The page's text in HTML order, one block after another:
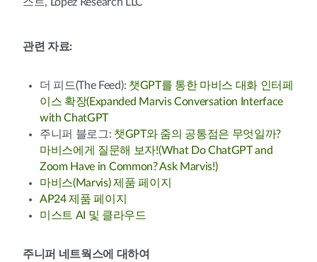
관련 자료:
더 피드(The Feed): 챗GPT를 통한 마비스 대화 인터페
이스 확장(Expanded Marvis Conversation Interface
with ChatGPT
주니퍼 블로그: 챗GPT와 줌의 공통점은 무엇일까?
마비스에게 질문해 보자!(What Do ChatGPT and
Zoom Have in Common? Ask Marvis!)
마비스(Marvis) 제품 페이지
AP24 제품 페이지
미스트 AI 및 클라우드
주니퍼 네트웍스에 대하여